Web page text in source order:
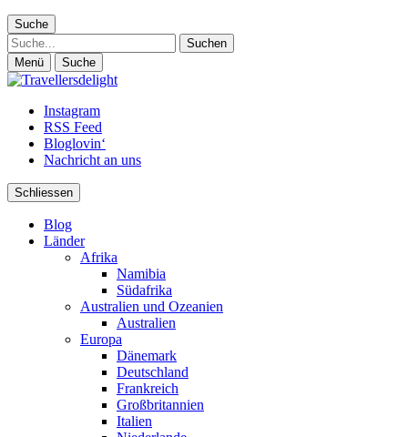
Suche
Suche
Menü Suche
Instagram
RSS Feed
Bloglovin‘
Nachricht an uns
Schliessen
Blog
Länder
Afrika
Namibia
Südafrika
Australien und Ozeanien
Australien
Europa
Dänemark
Deutschland
Frankreich
Großbritannien
Italien